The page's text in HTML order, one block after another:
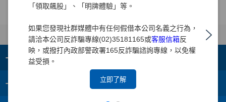
「領取飆股」、「明牌體驗」等。
如果您發現社群媒體中有任何假借本公司名義之行為，
請洽本公司反詐騙專線(02)35181165或客服信箱反
映，或撥打內政部警政署165反詐騙諮詢專線，以免權
益受損。
立即了解
+ 集團成員
+